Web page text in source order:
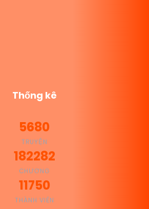
Thống kê
5680
TRUYỆN
182282
CHƯƠNG
11750
THÀNH VIÊN